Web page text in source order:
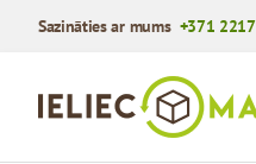
Sazināties ar mums +371